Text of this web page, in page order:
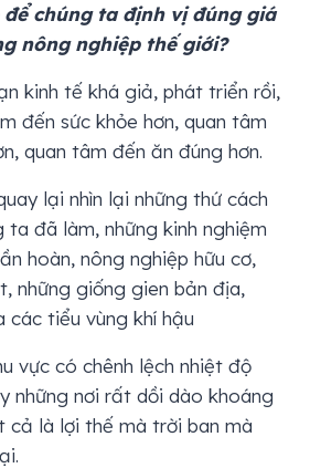
chúng ta định vị đúng giá
nông nghiệp thế giới?
kinh tế khá giả, phát triển rồi,
đến sức khỏe hơn, quan tâm
quan tâm đến ăn đúng hơn.
lại nhìn lại những thứ cách
ta đã làm, những kinh nghiệm
hoàn, nông nghiệp hữu cơ,
những giống gien bản địa,
các tiểu vùng khí hậu
vực có chênh lệch nhiệt độ
những nơi rất dồi dào khoáng
cả là lợi thế mà trời ban mà